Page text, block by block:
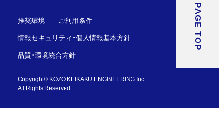
推奨環境 ご利用条件
情報セキュリティ・個人情報基本方針
品質・環境統合方針
Copyright© KOZO KEIKAKU ENGINEERING Inc.
All Rights Reserved.
PAGE TOP